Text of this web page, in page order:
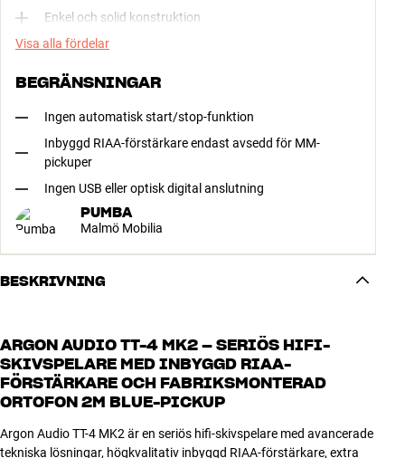
Enkel och solid konstruktion
Visa alla fördelar
BEGRÄNSNINGAR
Ingen automatisk start/stop-funktion
Inbyggd RIAA-förstärkare endast avsedd för MM-
pickuper
Ingen USB eller optisk digital anslutning
PUMBA
Malmö Mobilia
BESKRIVNING
ARGON AUDIO TT-4 MK2 – SERIÖS HIFI-
SKIVSPELARE MED INBYGGD RIAA-
FÖRSTÄRKARE OCH FABRIKSMONTERAD
ORTOFON 2M BLUE-PICKUP
Argon Audio TT-4 MK2 är en seriös hifi-skivspelare med avancerade
tekniska lösningar, högkvalitativ inbyggd RIAA-förstärkare, extra